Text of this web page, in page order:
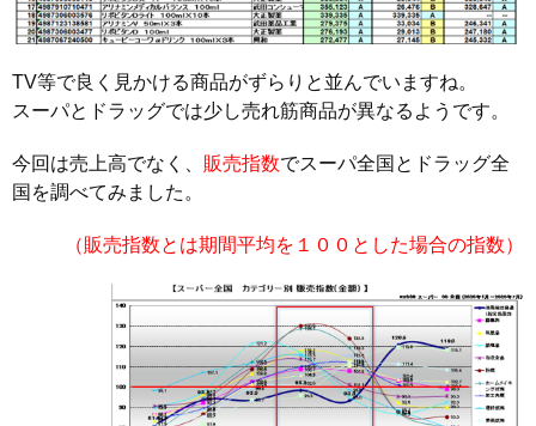
TV等で良く見かける商品がずらりと並んでいますね。
スーパとドラッグでは少し売れ筋商品が異なるようです。
今回は売上高でなく、 販売指数でスーパ全国とドラッグ全
国を調べてみました。
（販売指数とは期間平均を１００とした場合の指数）